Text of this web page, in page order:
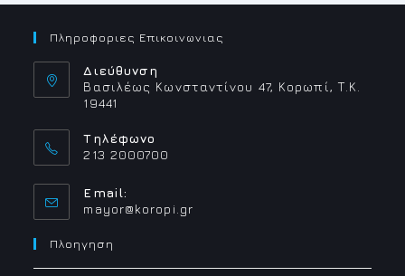
ΔΗΜΟΤΙΚΉΣ
Πληροφοριες Επικοινωνιας
Διεύθυνση
Βασιλέως Κωνσταντίνου 47, Κορωπί, Τ.Κ.
19441
Τηλέφωνο
213 2000700
Email:
mayor@koropi.grOpens
Πλοηγηση